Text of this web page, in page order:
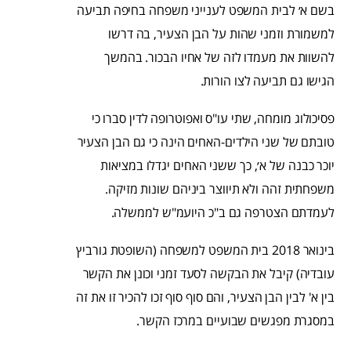
בשם א׳ לבית המשפט לענייני משפחה בחיפה תביעה
למשמורת וזמני שהות על הבן הצעיר, בה דרשו
להשוות את מעמדו לזה של אחיו הבכור. בהמשך
הגישו גם תביעה לצו הורות.
פסיכולוג מומחה, שתי עו"ס ואפוטרופה לדין סברו כי
טובתם של שני הילדים-האחים הינה כי גם הבן הצעיר
יוכר כבנה של א׳, כך ששני האחים יגדלו במציאות
משפחתית זהה ולא תיווצר ביניהם שונות מזיקה.
לעמדתם הצטרפה גם ב"כ היועמ"ש לממשלה.
בינואר 2018 בית המשפט למשפחה (השופטת גורביץ
עובדיה) קיבל את הבקשה לסעד זמני וכונן את הקשר
בין א' לבין הבן הצעיר, והם סוף סוף זכו להכיר זו את זה
במסגרת מפגשים שבועיים במרכז הקשר.